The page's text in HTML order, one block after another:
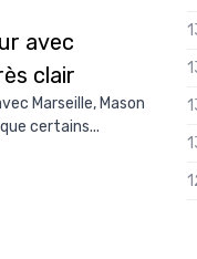
avec
clair
Marseille, Mason
certains...